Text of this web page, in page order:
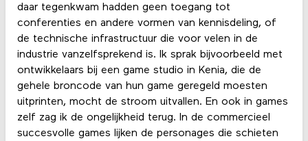
daar tegenkwam hadden geen toegang tot
conferenties en andere vormen van kennisdeling, of
de technische infrastructuur die voor velen in de
industrie vanzelfsprekend is. Ik sprak bijvoorbeeld met
ontwikkelaars bij een game studio in Kenia, die de
gehele broncode van hun game geregeld moesten
uitprinten, mocht de stroom uitvallen. En ook in games
zelf zag ik de ongelijkheid terug. In de commercieel
succesvolle games lijken de personages die schieten